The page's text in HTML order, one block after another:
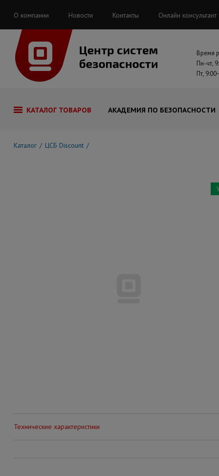
О компании Новости Контакты Онлайн консультант
Время
Пн-чт,
Пт,
КАТАЛОГ ТОВАРОВ АКАДЕМИЯ ПО БЕЗОПАСНОСТИ
Каталог ЦСБ Discount
Технические характеристики